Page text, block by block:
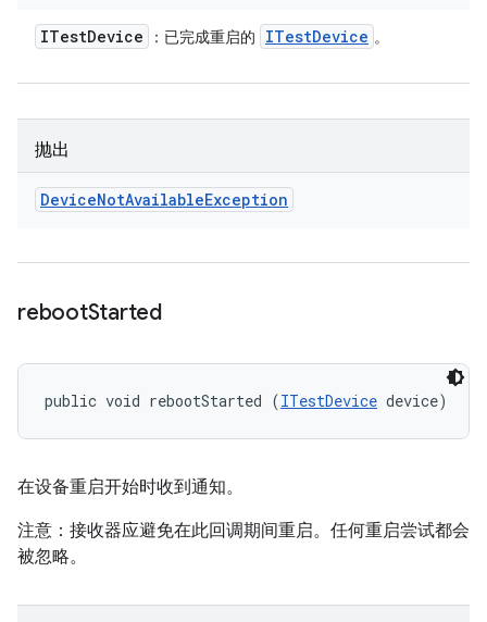
ITestDevice ：已完成重启的 ITestDevice 。
抛出
DeviceNotAvailableException
rebootStarted
public void rebootStarted (ITestDevice device)
在设备重启开始时收到通知。
注意：接收器应避免在此回调期间重启。任何重启尝试都会
被忽略。